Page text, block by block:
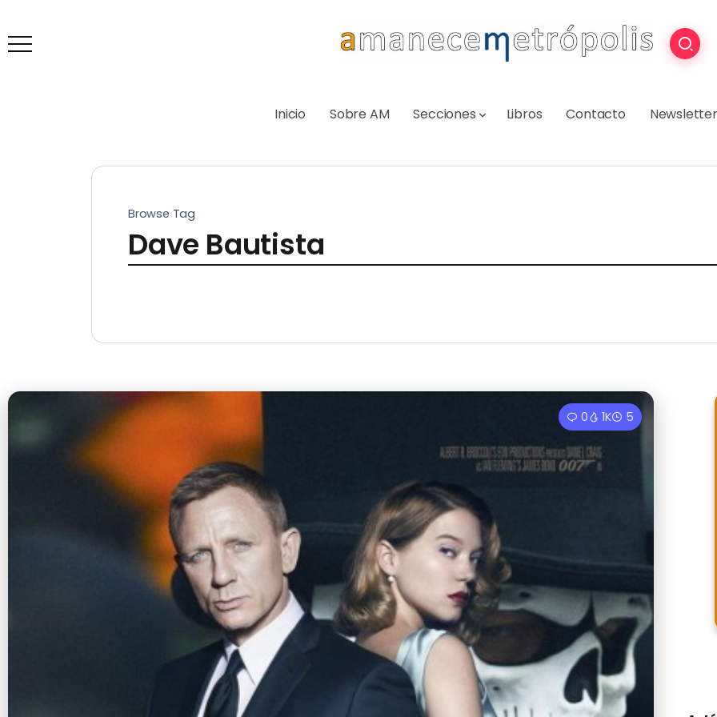
Inicio Sobre AM Secciones Libros Contacto Newsletter
Browse Tag
Dave Bautista
0 1K 5